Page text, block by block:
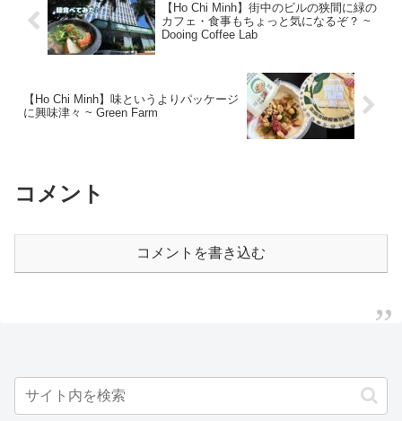
【Ho Chi Minh】街中のビルの狭間に緑の
カフェ・食事もちょっと気になるぞ？ ~
Dooing Coffee Lab
【Ho Chi Minh】味というよりパッケージ
に興味津々 ~ Green Farm
コメント
コメントを書き込む